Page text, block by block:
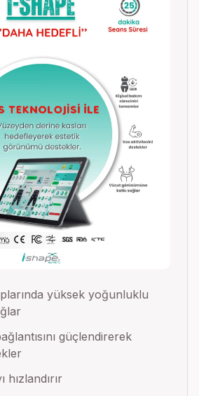
yüksek yoğunluklu
güçlendirerek
hızlandırır